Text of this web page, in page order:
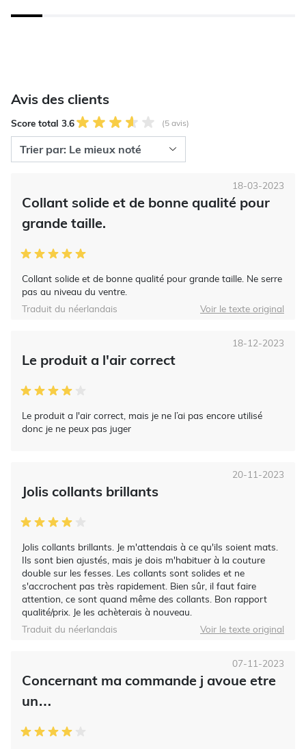
Avis des clients
Score total 3.6 (5 avis)
Collant solide et de bonne qualité pour
grande taille.
Collant solide et de bonne qualité pour grande taille. Ne serre
pas au niveau du ventre.
18-03-2023
Traduit du néerlandais Voir le texte original
Le produit a l'air correct
Le produit a l'air correct, mais je ne l’ai pas encore utilisé
donc je ne peux pas juger
18-12-2023
Jolis collants brillants
Jolis collants brillants. Je m'attendais à ce qu'ils soient mats.
Ils sont bien ajustés, mais je dois m'habituer à la couture
double sur les fesses. Les collants sont solides et ne
s'accrochent pas très rapidement. Bien sûr, il faut faire
attention, ce sont quand même des collants. Bon rapport
qualité/prix. Je les achèterais à nouveau.
20-11-2023
Traduit du néerlandais Voir le texte original
Concernant ma commande j avoue etre
un…
07-11-2023